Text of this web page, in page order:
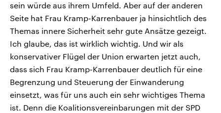
sein würde aus ihrem Umfeld. Aber auf der anderen
Seite hat Frau Kramp-Karrenbauer ja hinsichtlich des
Themas innere Sicherheit sehr gute Ansätze gezeigt.
Ich glaube, das ist wirklich wichtig. Und wir als
konservativer Flügel der Union erwarten jetzt auch,
dass sich Frau Kramp-Karrenbauer deutlich für eine
Begrenzung und Steuerung der Einwanderung
einsetzt, was für uns auch ein sehr wichtiges Thema
ist. Denn die Koalitionsvereinbarungen mit der SPD